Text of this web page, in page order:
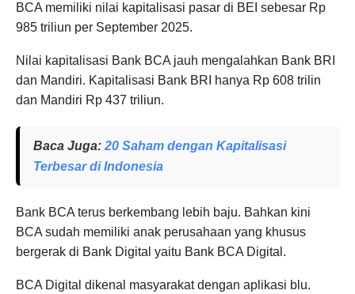
BCA memiliki nilai kapitalisasi pasar di BEI sebesar Rp
985 triliun per September 2025.
Nilai kapitalisasi Bank BCA jauh mengalahkan Bank BRI
dan Mandiri. Kapitalisasi Bank BRI hanya Rp 608 trilin
dan Mandiri Rp 437 triliun.
Baca Juga:20 Saham dengan Kapitalisasi
Terbesar di Indonesia
Bank BCA terus berkembang lebih baju. Bahkan kini
BCA sudah memiliki anak perusahaan yang khusus
bergerak di Bank Digital yaitu Bank BCA Digital.
BCA Digital dikenal masyarakat dengan aplikasi blu.